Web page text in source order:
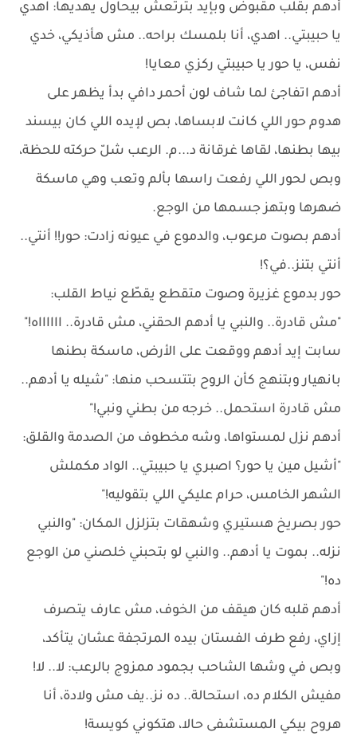
أدهم بقلب مقبوض وبإيد بترتعش بيحاول يهديها: اهدي
يا حبيبتي.. اهدي، أنا بلمسك براحه.. مش هأذيكي، خدي
نفس، يا حور يا حبيبتي ركزي معايا!
أدهم اتفاجئ لما شاف لون أحمر دافي بدأ يظهر على
هدوم حور اللي كانت لابساها، بص لإيده اللي كان بيسند
بيها بطنها، لقاها غرقانة د...م. الرعب شلّ حركته للحظة،
وبص لحور اللي رفعت راسها بألم وتعب وهي ماسكة
ضهرها وبتهز جسمها من الوجع.
أدهم بصوت مرعوب، والدموع في عيونه زادت: حور!! أنتي..
أنتي بتنز..في؟!
حور بدموع غزيرة وصوت متقطع يقطّع نياط القلب:
"مش قادرة.. والنبي يا أدهم الحقني، مش قادرة.. ااااااه!"
سابت إيد أدهم ووقعت على الأرض، ماسكة بطنها
بانهيار وبتنهج كأن الروح بتتسحب منها: "شيله يا أدهم..
مش قادرة استحمل.. خرجه من بطني ونبي!"
أدهم نزل لمستواها، وشه مخطوف من الصدمة والقلق:
"أشيل مين يا حور؟ اصبري يا حبيبتي.. الواد مكملش
الشهر الخامس، حرام عليكي اللي بتقوليه!"
حور بصريخ هستيري وشهقات بتزلزل المكان: "والنبي
نزله.. بموت يا أدهم.. والنبي لو بتحبني خلصني من الوجع
ده!"
أدهم قلبه كان هيقف من الخوف، مش عارف يتصرف
إزاي، رفع طرف الفستان بيده المرتجفة عشان يتأكد،
وبص في وشها الشاحب بجمود ممزوج بالرعب: لا.. لا!
مفيش الكلام ده، استحالة.. ده نز..يف مش ولادة، أنا
هروح بيكي المستشفى حالا، هتكوني كويسة!